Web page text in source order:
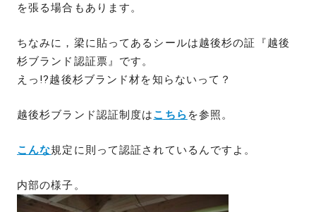
を張る場合もあります。
ちなみに，梁に貼ってあるシールは越後杉の証『越後
杉ブランド認証票』です。
えっ!?越後杉ブランド材を知らないって？
越後杉ブランド認証制度はこちら を参照。
こんな規定に則って認証されているんですよ。
内部の様子。